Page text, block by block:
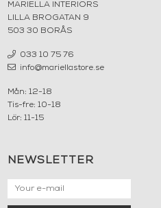
MARIELLA INTERIORS
LILLA BROGATAN 9
503 30 BORÅS
033 10 75 76
info@mariellastore.se
Mån: 12-18
Tis-fre: 10-18
Lör: 11-15
NEWSLETTER